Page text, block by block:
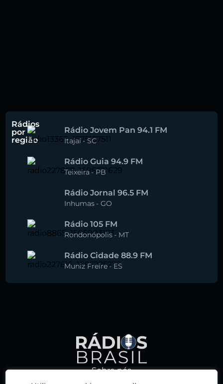
Rádios
por
região
Rádio Jovem Pan 94.1 FM
Itajaí-SC
Rádio Guia 94.9 FM
Teixeira-PB
Rádio Jornal 96.5 FM
Inhumas - GO
Rádio 105 FM
Rondonópolis- MT
Rádio Cidade 88.9 FM
Muniz Freire- ES
Sobre nós